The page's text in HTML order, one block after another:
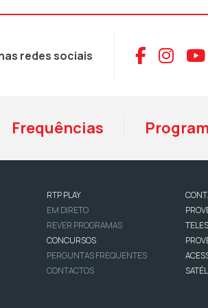
redes sociais
Frequências
RTP PLAY
EM DIRETO
REVER PROGRAMAS
CONCURSOS
PERGUNTAS FREQUENTES
CONTACTOS